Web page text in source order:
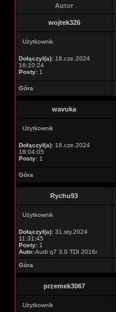
Autor
wojtek326
Użytkownik
Dołączył(a): 18.cze.2024
16:10:24
Posty: 1
Góra
wavuka
Użytkownik
Dołączył(a): 18.cze.2024
18:04:05
Posty: 1
Góra
Rychu93
Użytkownik
Dołączył(a): 31.sty.2024
11:31:45
Posty: 1
Auto:Audi q7 3.0 TDI 2016r
Góra
przemek3067
Użytkownik